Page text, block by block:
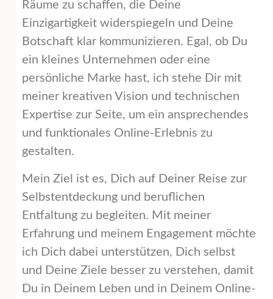
Räume zu schaffen, die Deine
Einzigartigkeit widerspiegeln und Deine
Botschaft klar kommunizieren. Egal, ob Du
ein kleines Unternehmen oder eine
persönliche Marke hast, ich stehe Dir mit
meiner kreativen Vision und technischen
Expertise zur Seite, um ein ansprechendes
und funktionales Online-Erlebnis zu
gestalten.
Mein Ziel ist es, Dich auf Deiner Reise zur
Selbstentdeckung und beruflichen
Entfaltung zu begleiten. Mit meiner
Erfahrung und meinem Engagement möchte
ich Dich dabei unterstützen, Dich selbst
und Deine Ziele besser zu verstehen, damit
Du in Deinem Leben und in Deinem Online-